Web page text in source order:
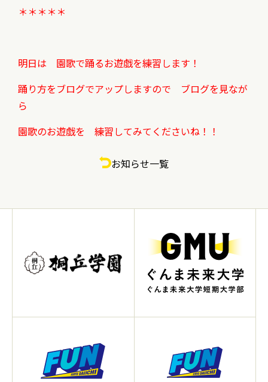
＊＊＊＊＊
明日は 園歌で踊るお遊戯を練習します！
踊り方をブログでアップしますので ブログを見なが
ら
園歌のお遊戯を 練習してみてくださいね！！
お知らせ一覧